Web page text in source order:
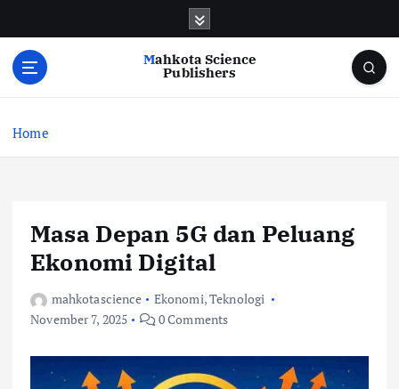
o
Mahkota Science
Publishers
Home
Masa Depan 5G dan Peluang
Ekonomi Digital
mahkotascience Ekonomi,Teknologi
November 7, 2025
0 Comments